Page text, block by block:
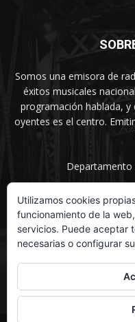
Somos una emisora de
éxitos musicales
programación hablada,
oyentes es el centro.
Departamento
Utilizamos cookies
funcionamiento de la
servicios. Puede aceptar
necesarias o configurar